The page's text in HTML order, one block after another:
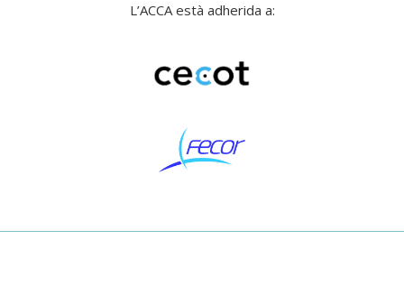
L’ACCA està adherida a: